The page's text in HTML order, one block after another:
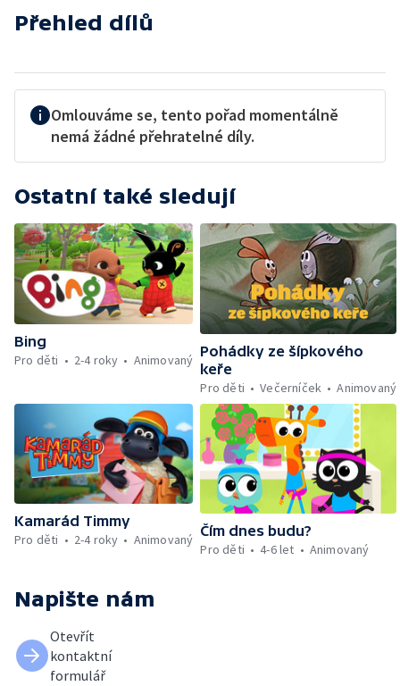
Přehled dílů
Omlouváme se, tento pořad momentálně
nemá žádné přehratelné díly.
Ostatní také sledují
Bing
Pro děti
2-4 roky Animovaný
Pohádky ze šípkového
keře
Pro děti
Večerníček Animovaný
Kamarád Timmy
Pro děti
2-4 roky Animovaný
Čím dnes budu?
Pro děti
4-6 let Animovaný
Napište nám
Otevřít
kontaktní
formulář